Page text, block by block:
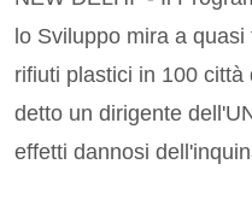
lo Sviluppo mira a
rifiuti plastici in 100
detto un dirigente
effetti dannosi